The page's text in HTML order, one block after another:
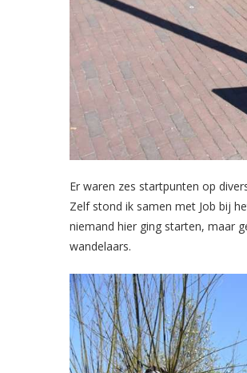
Er waren zes startpunten op
Zelf stond ik samen met Job bij
niemand hier ging starten, maar
wandelaars.